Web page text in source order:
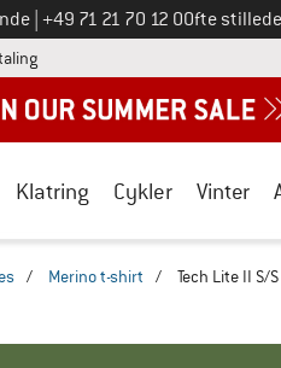
Ring til os på
+49 71 21 70 12 0Ofte
Find betalingsoplysningerne her!
Klatring Cykler Vinter
/ Merino t-shirt / Tech Lite II S/